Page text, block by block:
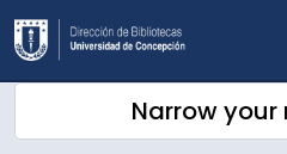
Skip to main content
Narrow your